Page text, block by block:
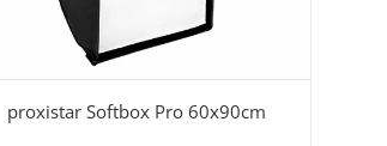
proxistar Softbox Pro 60x90cm